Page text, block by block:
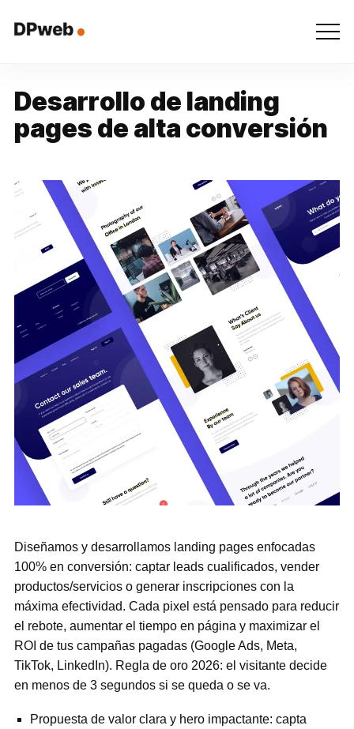
Desarrollo de landing
pages de alta conversión
Diseñamos y desarrollamos landing pages enfocadas
100% en conversión: captar leads cualificados, vender
productos/servicios o generar inscripciones con la
máxima efectividad. Cada pixel está pensado para reducir
el rebote, aumentar el tiempo en página y maximizar el
ROI de tus campañas pagadas (Google Ads, Meta,
TikTok, LinkedIn). Regla de oro 2026: el visitante decide
en menos de 3 segundos si se queda o se va.
Propuesta de valor clara y hero impactante: capta